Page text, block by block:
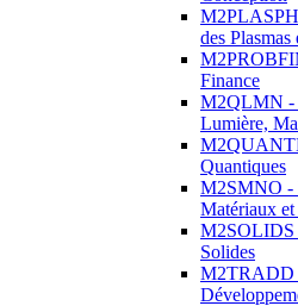
des
Finance
M2QLMN -
Lumière,
Quantiques
M2SMNO -
Matériaux
M2SOLIDS
Solides
M2TRADD